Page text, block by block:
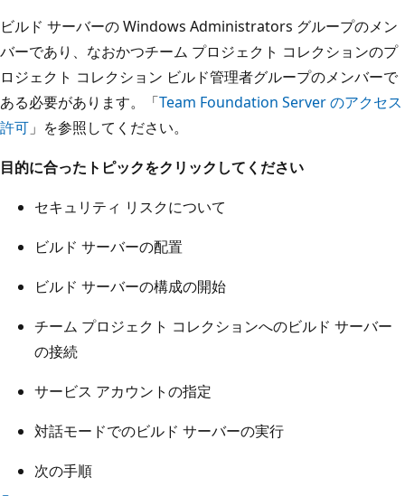
ビルド サーバーの Windows Administrators グループのメン
バーであり、なおかつチーム プロジェクト コレクションのプ
ロジェクト コレクション ビルド管理者グループのメンバーで
ある必要があります。「Team Foundation Server のアクセス
許可 」を参照してください。
目的に合ったトピックをクリックしてください
セキュリティ リスクについて
ビルド サーバーの配置
ビルド サーバーの構成の開始
チーム プロジェクト コレクションへのビルド サーバー
の接続
サービス アカウントの指定
対話モードでのビルド サーバーの実行
次の手順